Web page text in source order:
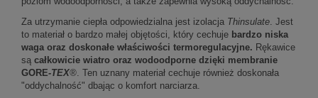
Za utrzymanie ciepła odpowiedzialna jest izolacja Thinsulate . Jest
to materiał o bardzo małej objętości, który cechuje bardzo niska
waga oraz doskonałe właściwości termoregulacyjne. Rękawice
są całkowicie wiatro oraz wodoodporne dzięki membranie
GORE-TEX® . Ten uznany materiał cechuje również doskonała
"oddychalność" dbając o komfort narciarza.